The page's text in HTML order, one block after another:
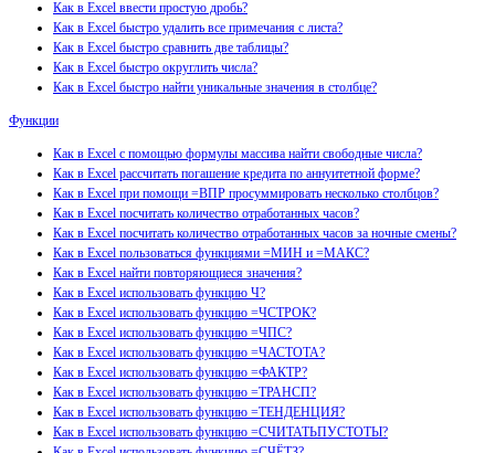
Как в Excel ввести простую дробь?
Как в Excel быстро удалить все примечания с листа?
Как в Excel быстро сравнить две таблицы?
Как в Excel быстро округлить числа?
Как в Excel быстро найти уникальные значения в столбце?
Функции
Как в Excel с помощью формулы массива найти свободные числа?
Как в Excel рассчитать погашение кредита по аннуитетной форме?
Как в Excel при помощи =ВПР просуммировать несколько столбцов?
Как в Excel посчитать количество отработанных часов?
Как в Excel посчитать количество отработанных часов за ночные смены?
Как в Excel пользоваться функциями =МИН и =МАКС?
Как в Excel найти повторяющиеся значения?
Как в Excel использовать функцию Ч?
Как в Excel использовать функцию =ЧСТРОК?
Как в Excel использовать функцию =ЧПС?
Как в Excel использовать функцию =ЧАСТОТА?
Как в Excel использовать функцию =ФАКТР?
Как в Excel использовать функцию =ТРАНСП?
Как в Excel использовать функцию =ТЕНДЕНЦИЯ?
Как в Excel использовать функцию =СЧИТАТЬПУСТОТЫ?